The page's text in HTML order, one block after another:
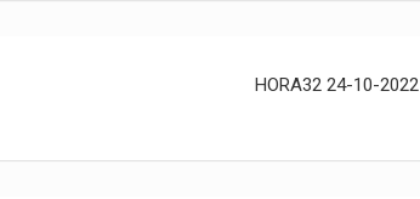
HORA32 24-10-2022